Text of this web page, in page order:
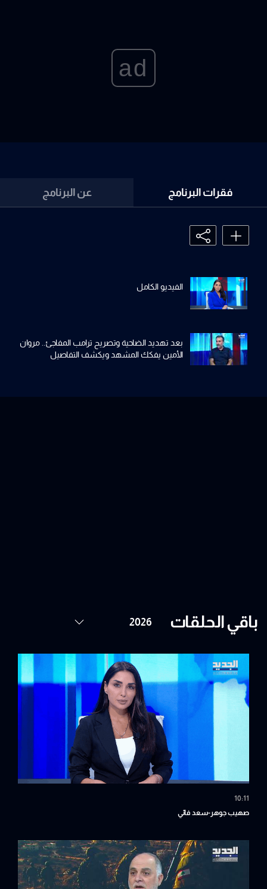
ad
فقرات البرنامج عن البرنامج
الفيديو الكامل
بعد تهديد الضاحية وتصريح ترامب المفاجئ.. مروان
الأمين يفكك المشهد ويكشف التفاصيل
باقي الحلقات
10:11
صهيب جوهر-سعد فائي